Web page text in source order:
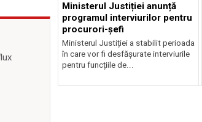
Ministerul Justiției anunță
programul interviurilor pentru
procurori-șefi
Ministerul Justiției a stabilit perioada
în care vor fi desfășurate interviurile
pentru funcțiile de...